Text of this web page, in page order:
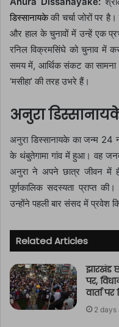
डिस्सानायकेकी चर्चा जोरों पर
और हाल के चुनावों में उन्हें एक
रनिल विक्रमसिंघे को चुनाव में
समय में, आर्थिक संकट का सामना
‘मसीहा’ की तरह उभरे हैं।
अनुरा
अनुरा डिस्सानायके का जन्म 24
के थंबुतेगामा गांव में हुआ। वह
अनुरा ने अपने छात्र जीवन में
पूर्णकालिक सदस्यता प्राप्त
उन्होंने पहली बार संसद में प्रवेश
Related Articles
झारखंड
पर,
वार्ता
2 days